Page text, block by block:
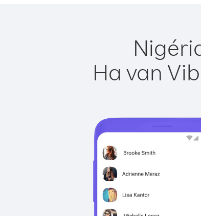
Ha van